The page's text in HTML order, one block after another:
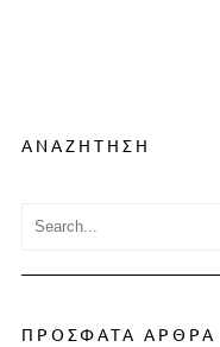
ΑΝΑΖΗΤΗΣΗ
ΠΡΟΣΦΑΤΑ ΑΡΘΡΑ